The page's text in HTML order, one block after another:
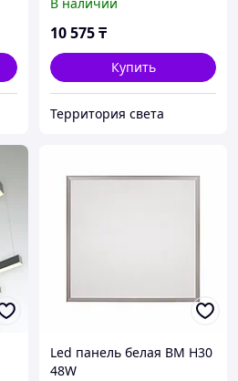
10 575₸
Купить
Территория света
Led панель белая BM H30
48W